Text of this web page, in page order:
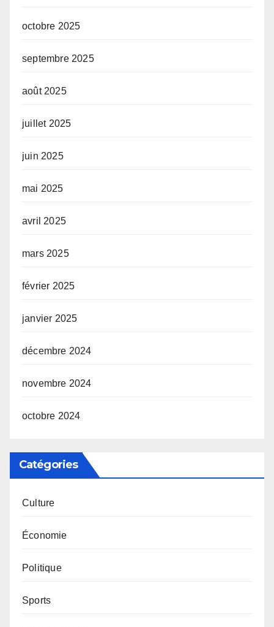
octobre 2025
septembre 2025
août 2025
juillet 2025
juin 2025
mai 2025
avril 2025
mars 2025
février 2025
janvier 2025
décembre 2024
novembre 2024
octobre 2024
Catégories
Culture
Économie
Politique
Sports